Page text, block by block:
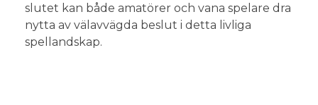
slutet kan både amatörer och vana spelare dra
nytta av välavvägda beslut i detta livliga
spellandskap.